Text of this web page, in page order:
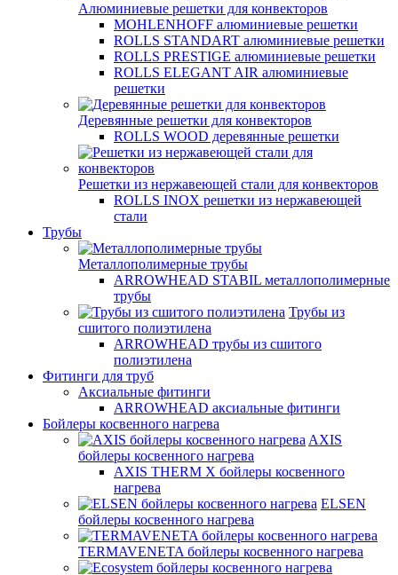
Алюминиевые решетки для конвекторов
MOHLENHOFF алюминиевые решетки
ROLLS STANDART алюминиевые решетки
ROLLS PRESTIGE алюминиевые решетки
ROLLS ELEGANT AIR алюминиевые
решетки
Деревянные решетки для конвекторов
ROLLS WOOD деревянные решетки
Решетки из нержавеющей стали для конвекторов
ROLLS INOX решетки из нержавеющей
стали
Трубы
Металлополимерные трубы
ARROWHEAD STABIL металлополимерные
трубы
Трубы из
сшитого полиэтилена
ARROWHEAD трубы из сшитого
полиэтилена
Фитинги для труб
Аксиальные фитинги
ARROWHEAD аксиальные фитинги
Бойлеры косвенного нагрева
AXIS
бойлеры косвенного нагрева
AXIS THERM X бойлеры косвенного
нагрева
ELSEN
бойлеры косвенного нагрева
TERMAVENETA бойлеры косвенного нагрева